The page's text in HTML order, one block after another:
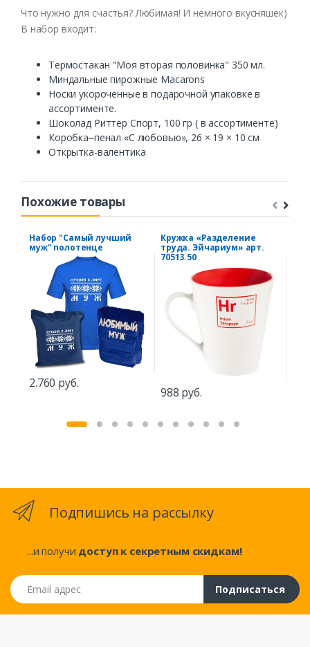
Что нужно для счастья? Любимая! И немного вкусняшек)
В набор входит:
Термостакан "Моя вторая половинка" 350 мл.
Миндальные пирожные Macarons
Носки укороченные в подарочной упаковке в
ассортименте.
Шоколад Риттер Спорт, 100 гр ( в ассортименте)
Коробка‒пенал «С любовью», 26 × 19 × 10 см
Открытка-валентика
Похожие товары
Набор "Самый лучший
муж" полотенце
2.760 руб.
Кружка «Разделение
труда. Эйчариум» арт.
70513.50
988 руб.
Подпишись на рассылку
...и получи доступ к секретным скидкам!
Email адрес
Подписаться